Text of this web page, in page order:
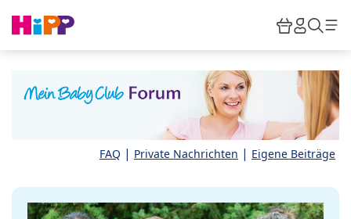
HiPP
FAQ | Private Nachrichten | Eigene Beiträge